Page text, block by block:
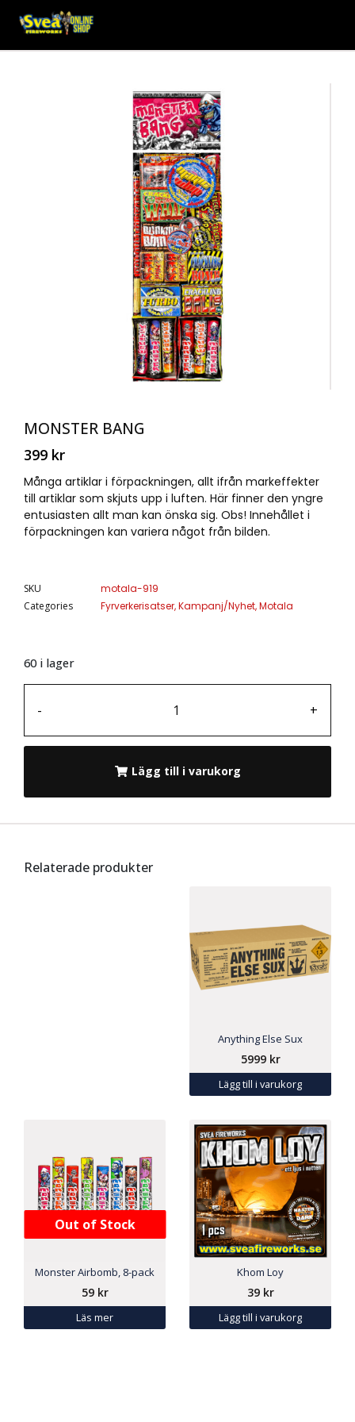
MONSTER BANG
399 kr
Många artiklar i förpackningen, allt ifrån markeffekter
till artiklar som skjuts upp i luften. Här finner den yngre
entusiasten allt man kan önska sig. Obs! Innehållet i
förpackningen kan variera något från bilden.
SKU
motala-919
Categories
Fyrverkerisatser,Kampanj/Nyhet,Motala
60 i lager
- +
Lägg till i varukorg
Relaterade produkter
Anything Else Sux
5999 kr
Lägg till i varukorg
Out of Stock
Monster Airbomb, 8-pack
59 kr
Läs mer
Khom Loy
39 kr
Lägg till i varukorg